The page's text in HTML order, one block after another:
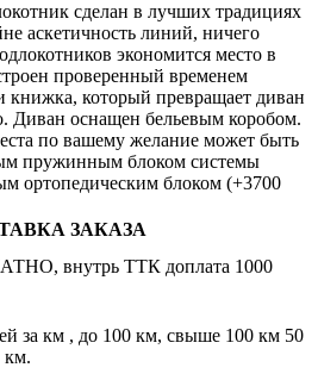
сделан в лучших традициях
аскетичность линий, ничего
экономится место в
проверенный временем
книжка, который превращает диван
Диван оснащен бельевым коробом.
по вашему желание может быть
пружинным блоком системы
ортопедическим блоком (+3700
ЗАКАЗА
внутрь ТТК доплата 1000
за км , до 100 км, свыше 100 км 50
км.